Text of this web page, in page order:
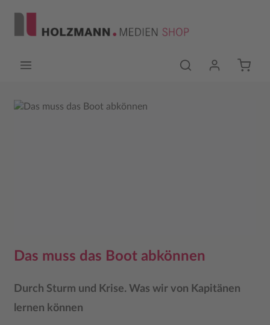
Bildergalerie überspringen
Das muss das Boot abkönnen
Durch Sturm und Krise. Was wir von Kapitänen
lernen können